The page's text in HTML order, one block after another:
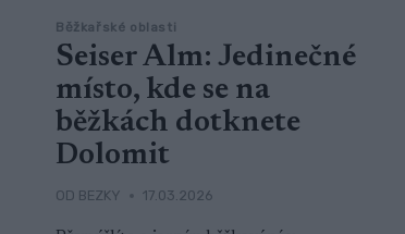
Běžkařské oblasti
Seiser Alm: Jedinečné
místo, kde se na
běžkách dotknete
Dolomit
OD BEZKY 17.03.2026